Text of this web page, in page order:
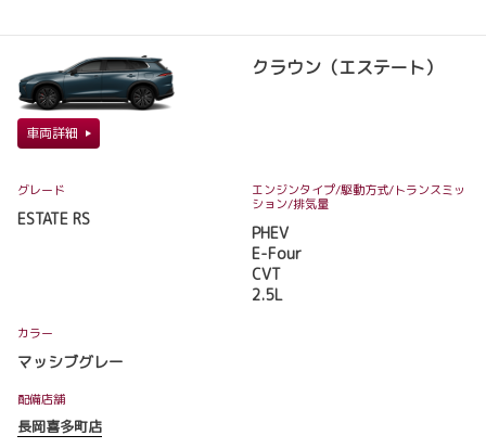
クラウン（エステート）
車両詳細
グレード
ESTATE RS
エンジンタイプ/駆動方式/トランスミッ
ション/排気量
PHEV
E-Four
CVT
2.5L
カラー
マッシブグレー
配備店舗
長岡喜多町店